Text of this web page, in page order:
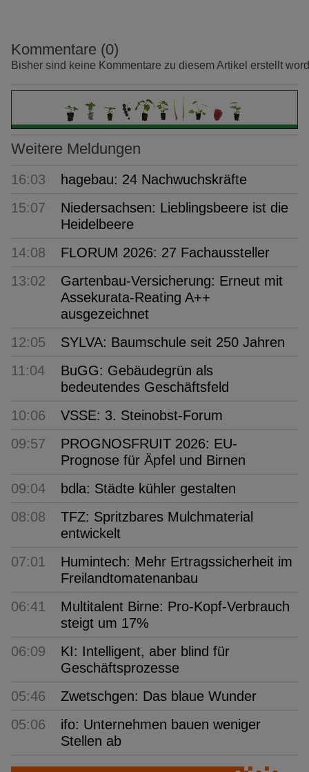
Kommentare (0)
Bisher sind keine Kommentare zu diesem Artikel erstellt
Weitere Meldungen
16:03
hagebau: 24 Nachwuchskräfte
15:07
Niedersachsen: Lieblingsbeere ist die
Heidelbeere
14:08
FLORUM 2026: 27 Fachaussteller
13:02
Gartenbau-Versicherung: Erneut mit
Assekurata-Reating A++
ausgezeichnet
12:05
SYLVA: Baumschule seit 250 Jahren
11:04
BuGG: Gebäudegrün als
bedeutendes Geschäftsfeld
10:06
VSSE: 3. Steinobst-Forum
09:57
PROGNOSFRUIT 2026: EU-
Prognose für Äpfel und Birnen
09:04
bdla: Städte kühler gestalten
08:08
TFZ: Spritzbares Mulchmaterial
entwickelt
07:01
Humintech: Mehr Ertragssicherheit im
Freilandtomatenanbau
06:41
Multitalent Birne: Pro-Kopf-Verbrauch
steigt um 17%
06:09
KI: Intelligent, aber blind für
Geschäftsprozesse
05:46
Zwetschgen: Das blaue Wunder
05:06
ifo: Unternehmen bauen weniger
Stellen ab